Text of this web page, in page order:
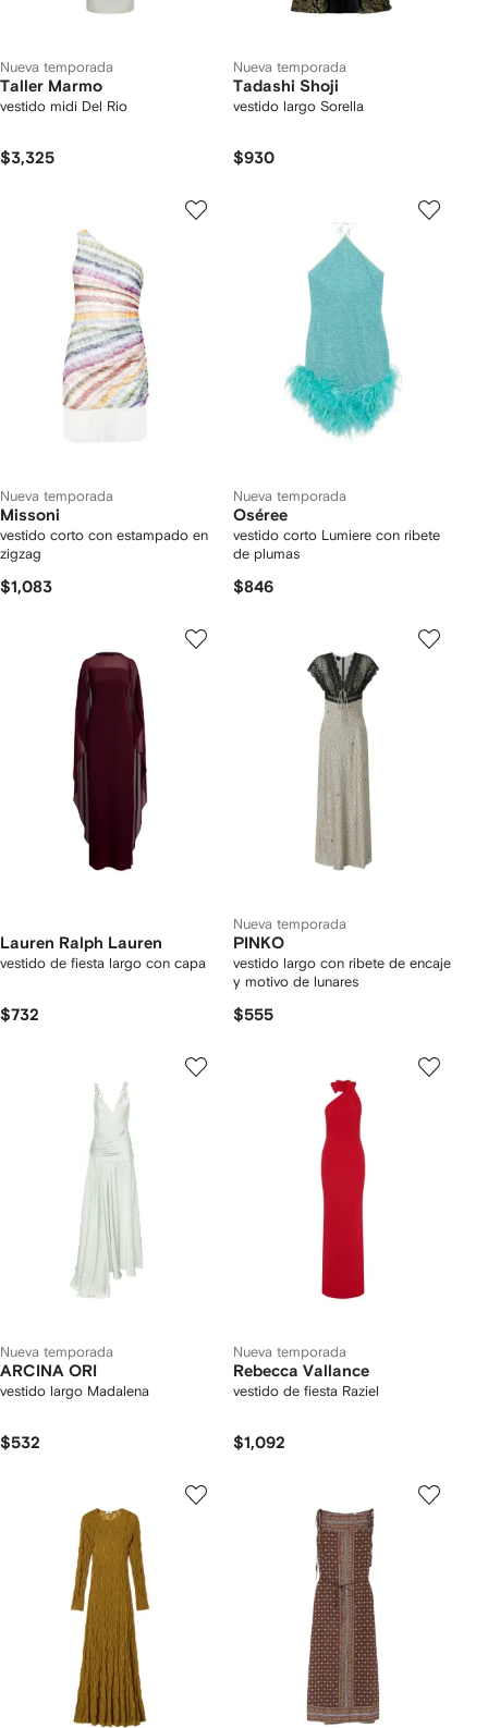
Nueva temporada
Taller Marmo
vestido midi Del Rio
$3,325
Nueva temporada
Tadashi Shoji
vestido largo Sorella
$930
Nueva temporada
Missoni
vestido corto con estampado en
zigzag
$1,083
Nueva temporada
Oséree
vestido corto Lumiere con ribete
de plumas
$846
Lauren Ralph Lauren
vestido de fiesta largo con capa
$732
Nueva temporada
PINKO
vestido largo con ribete de encaje
y motivo de lunares
$555
Nueva temporada
ARCINA ORI
vestido largo Madalena
$532
Nueva temporada
Rebecca Vallance
vestido de fiesta Raziel
$1,092